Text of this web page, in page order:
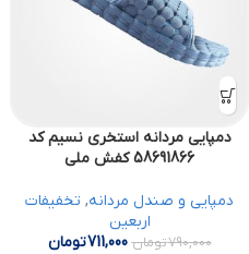
دمپایی مردانه استخری نسیم کد
58691866 کفش ملی
دمپایی و صندل مردانه, تخفیفات
اربعین
790,000تومان 711,000تومان